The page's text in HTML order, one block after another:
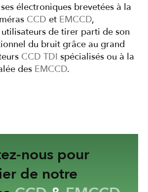
électroniques brevetées à la
CCD et EMCCD,
de tirer parti de son
du bruit grâce au grand
CCD TDI spécialisés ou à la
des EMCCD.
nous pour
de notre